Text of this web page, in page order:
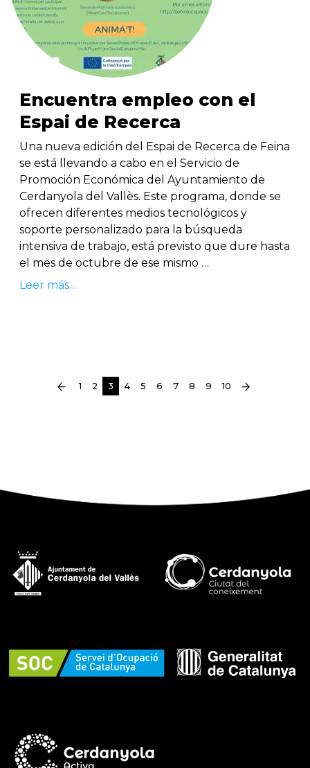
Encuentra empleo con el
Espai de Recerca
Una nueva edición del Espai de Recerca de Feina
se está llevando a cabo en el Servicio de
Promoción Económica del Ayuntamiento de
Cerdanyola del Vallès. Este programa, donde se
ofrecen diferentes medios tecnológicos y
soporte personalizado para la búsqueda
intensiva de trabajo, está previsto que dure hasta
el mes de octubre de ese mismo …
Leer más…
1 2 3(current)
4 5 6 7 8 9 10